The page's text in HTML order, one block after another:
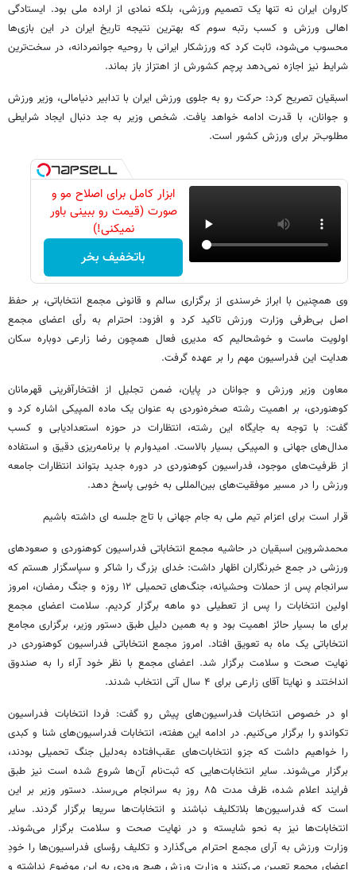
کاروان ایران نه تنها یک تصمیم ورزشی، بلکه نمادی از اراده ملی بود. ایستادگی
اهالی ورزش و کسب رتبه سوم که بهترین نتیجه تاریخ ایران در این بازی‌ها
محسوب می‌شود، ثابت کرد که ورزشکار ایرانی با روحیه جوانمردانه، در سخت‌ترین
شرایط نیز اجازه نمی‌دهد پرچم کشورش از اهتزاز باز بماند.
اسبقیان تصریح کرد: حرکت رو به جلوی ورزش ایران با تدابیر دنیامالی، وزیر ورزش
و جوانان، با قدرت ادامه خواهد یافت. شخص وزیر به جد دنبال ایجاد شرایطی
مطلوب‌تر برای ورزش کشور است.
ابزار کامل برای اصلاح مو و
صورت (قیمت رو ببینی باور
نمیکنی!)
باتخفیف بخر
وی همچنین با ابراز خرسندی از برگزاری سالم و قانونی مجمع انتخاباتی، بر حفظ
اصل بی‌طرفی وزارت ورزش تاکید کرد و افزود: احترام به رأی اعضای مجمع
اولویت ماست و خوشحالیم که مدیری فعال همچون رضا زارعی دوباره سکان
هدایت این فدراسیون مهم را بر عهده گرفت.
معاون وزیر ورزش و جوانان در پایان، ضمن تجلیل از افتخارآفرینی قهرمانان
کوهنوردی، بر اهمیت رشته صخره‌نوردی به عنوان یک ماده المپیکی اشاره کرد و
گفت: با توجه به جایگاه این رشته، انتظارات در حوزه استعدادیابی و کسب
مدال‌های جهانی و المپیکی بسیار بالاست. امیدوارم با برنامه‌ریزی دقیق و استفاده
از ظرفیت‌های موجود، فدراسیون کوهنوردی در دوره جدید بتواند انتظارات جامعه
ورزش را در مسیر موفقیت‌های بین‌المللی به خوبی پاسخ دهد.
قرار است برای اعزام تیم ملی به جام جهانی با تاج جلسه ای داشته باشیم
محمدشروین اسبقیان در حاشیه مجمع انتخاباتی فدراسیون کوهنوردی و صعودهای
ورزشی در جمع خبرنگاران اظهار داشت: خدای بزرگ را شاکر و سپاسگزار هستم که
سرانجام پس از حملات وحشیانه، جنگ‌های تحمیلی ۱۲ روزه و جنگ رمضان، امروز
اولین انتخابات را پس از تعطیلی دو ماهه برگزار کردیم. سلامت اعضای مجمع
برای ما بسیار حائز اهمیت بود و به همین دلیل طبق دستور وزیر، برگزاری مجامع
انتخاباتی یک ماه به تعویق افتاد. امروز مجمع انتخاباتی فدراسیون کوهنوردی در
نهایت صحت و سلامت برگزار شد. اعضای مجمع با نظر خود آراء را به صندوق
انداختند و نهایتا آقای زارعی برای ۴ سال آتی انتخاب شدند.
او در خصوص انتخابات فدراسیون‌های پیش رو گفت: فردا انتخابات فدراسیون
تکواندو را برگزار می‌کنیم. در ادامه این هفته، انتخابات فدراسیون‌های شنا و کبدی
را خواهیم داشت که جزو انتخابات‌های عقب‌افتاده به‌دلیل جنگ تحمیلی بودند،
برگزار می‌شوند. سایر انتخابات‌هایی که ثبت‌نام آن‌ها شروع شده است نیز طبق
فرایند اعلام شده، ظرف مدت ۸۵ روز به سرانجام می‌رسند. دستور وزیر بر این
است که فدراسیون‌ها بلاتکلیف نباشند و انتخابات‌ها سریعا برگزار گردند. سایر
انتخابات‌ها نیز به نحو شایسته و در نهایت صحت و سلامت برگزار می‌شوند.
وزارت ورزش به آرای مجمع احترام می‌گذارد و تکلیف رؤسای فدراسیون‌ها را خودِ